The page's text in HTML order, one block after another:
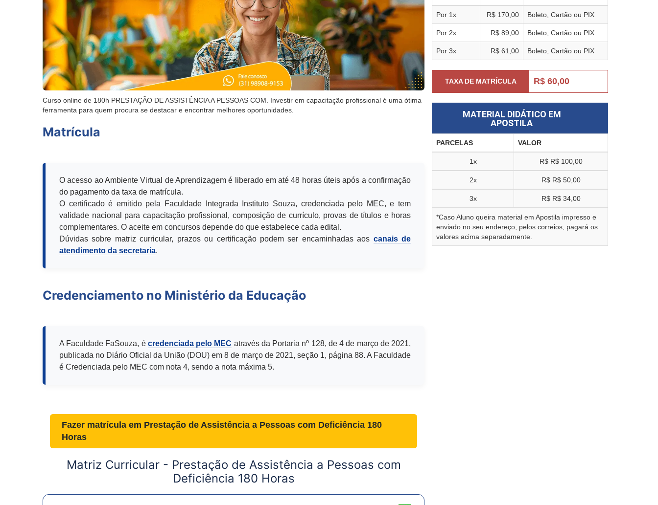
Curso online de 180h PRESTAÇÃO DE ASSISTÊNCIA A PESSOAS COM. Investir em capacitação profissional é uma ótima
ferramenta para quem procura se destacar e encontrar melhores oportunidades.
Matrícula
O acesso ao Ambiente Virtual de Aprendizagem é liberado em até 48 horas úteis após a confirmação
do pagamento da taxa de matrícula.
O certificado é emitido pela Faculdade Integrada Instituto Souza, credenciada pelo MEC, e tem
validade nacional para capacitação profissional, composição de currículo, provas de títulos e horas
complementares. O aceite em concursos depende do que estabelece cada edital.
Dúvidas sobre matriz curricular, prazos ou certificação podem ser encaminhadas aos canais de
atendimento da secretaria.
Credenciamento no Ministério da Educação
A Faculdade FaSouza, é credenciada pelo MEC através da Portaria nº 128, de 4 de março de 2021,
publicada no Diário Oficial da União (DOU) em 8 de março de 2021, seção 1, página 88. A Faculdade
é Credenciada pelo MEC com nota 4, sendo a nota máxima 5.
Fazer matrícula em Prestação de Assistência a Pessoas com Deficiência 180
Horas
Matriz Curricular - Prestação de Assistência a Pessoas com
Deficiência 180 Horas
Por 1x R$ 170,00 Boleto, Cartão ou PIX
Por 2x R$ 89,00 Boleto, Cartão ou PIX
Por 3x R$ 61,00 Boleto, Cartão ou PIX
TAXA DE MATRÍCULA R$ 60,00
MATERIAL DIDÁTICO EM
APOSTILA
PARCELAS VALOR
1x R$ R$ 100,00
2x R$ R$ 50,00
3x R$ R$ 34,00
*Caso Aluno queira material em Apostila impresso e
enviado no seu endereço, pelos correios, pagará os
valores acima separadamente.